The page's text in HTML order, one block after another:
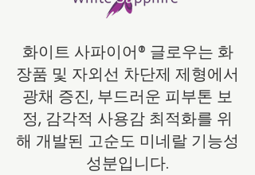
화이트 사파이어® 글로우는 화
장품 및 자외선 차단제 제형에서
광채 증진, 부드러운 피부톤 보
정, 감각적 사용감 최적화를 위
해 개발된 고순도 미네랄 기능성
성분입니다.